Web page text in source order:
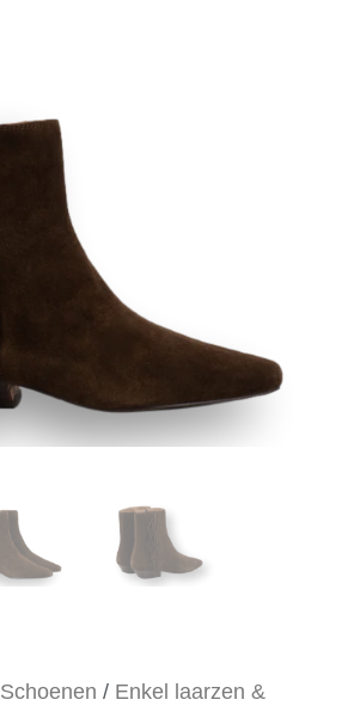
Schoenen / Enkel laarzen &